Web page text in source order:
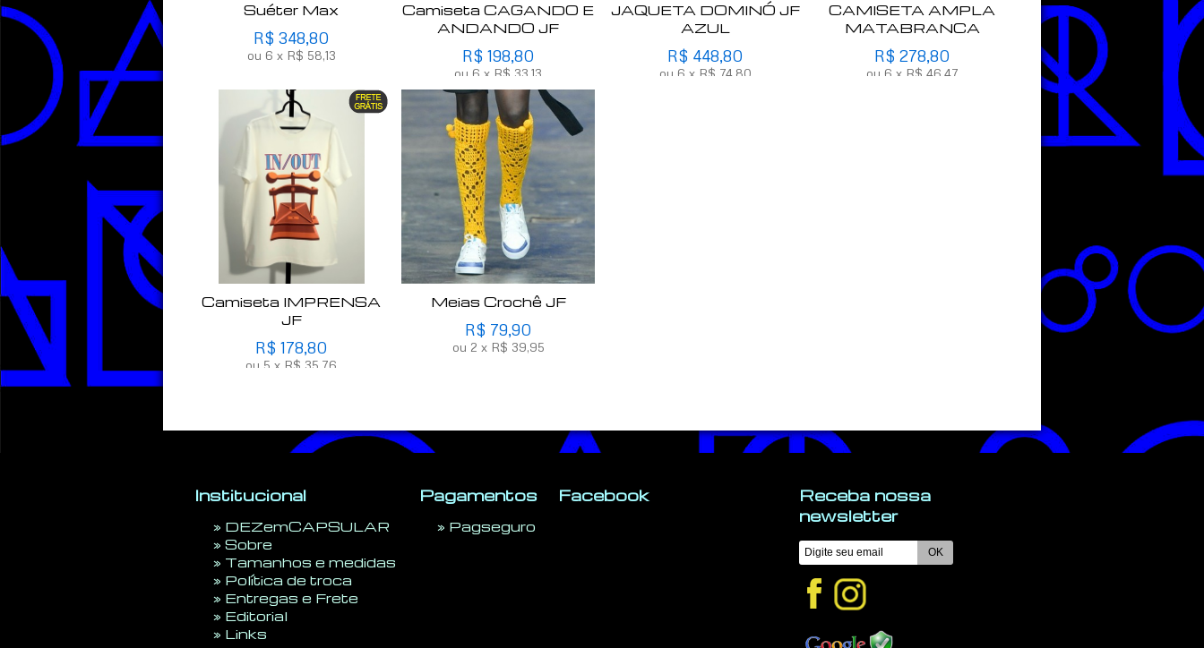
Suéter Max
R$ 348,80
ou 6 x R$ 58,13
Camiseta CAGANDO E
ANDANDO JF
R$ 198,80
ou 6 x R$ 33,13
JAQUETA DOMINÓ JF
AZUL
R$ 448,80
ou 6 x R$ 74,80
CAMISETA AMPLA
MATABRANCA
R$ 278,80
ou 6 x R$ 46,47
Camiseta IMPRENSA
JF
R$ 178,80
ou 5 x R$ 35,76
Meias Crochê JF
R$ 79,90
ou 2 x R$ 39,95
Institucional
» DEZemCAPSULAR
» Sobre
» Tamanhos e medidas
» Política de troca
» Entregas e Frete
» Editorial
» Links
Pagamentos
» Pagseguro
Facebook
Receba nossa
newsletter